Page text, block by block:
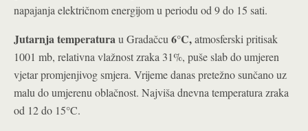
napajanja električnom energijom u periodu od 9 do 15 sati.
Jutarnja temperaturau Gradačcu 6°C,atmosferski pritisak
1001 mb, relativna vlažnost zraka 31%, puše slab do umjeren
vjetar promjenjivog smjera. Vrijeme danas pretežno sunčano uz
malu do umjerenu oblačnost. Najviša dnevna temperatura zraka
od 12 do 15°C.